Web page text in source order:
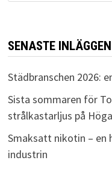
SENASTE INLÄGGEN
Städbranschen 2026:
Sista sommaren för
strålkastarljus på
Smaksatt nikotin – en
industrin